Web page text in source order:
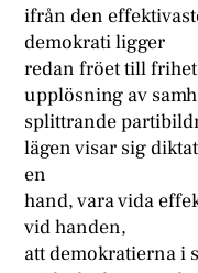
ifrån den
demokrati ligger
redan fröet till
upplösning av
splittrande
lägen visar sig
en
hand, vara vida
vid handen,
att demokratierna i